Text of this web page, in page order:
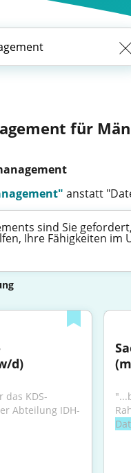
für
anstatt
sind Sie
Ihre Fähigkeiten
d)
KDS-
Abteilung IDH-